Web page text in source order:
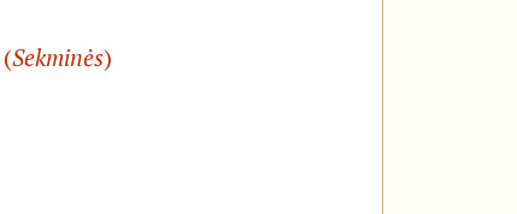
Sekminės)